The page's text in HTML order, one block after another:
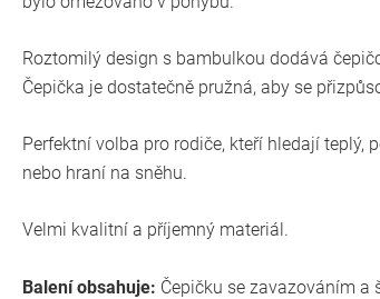
Roztomilý design s bambulkou dodává
Čepička je dostatečně pružná, aby se
Perfektní volba pro rodiče, kteří hledají
nebo hraní na sněhu.
Velmi kvalitní a příjemný materiál.
Balení obsahuje: Čepičku se zavazováním a